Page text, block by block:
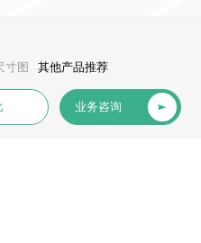
寸图 其他产品推荐
业务咨询